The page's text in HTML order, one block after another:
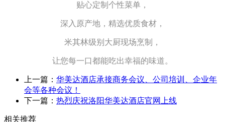
贴心定制个性菜单，
深入原产地 ， 精选优质食材，
米其林级别大厨现场烹制，
让您每一口都能吃出幸福的味道。
上一篇： 华美达酒店承接商务会议、公司培训、企业年
会等各种会议！
下一篇： 热烈庆祝洛阳华美达酒店官网上线
相关推荐